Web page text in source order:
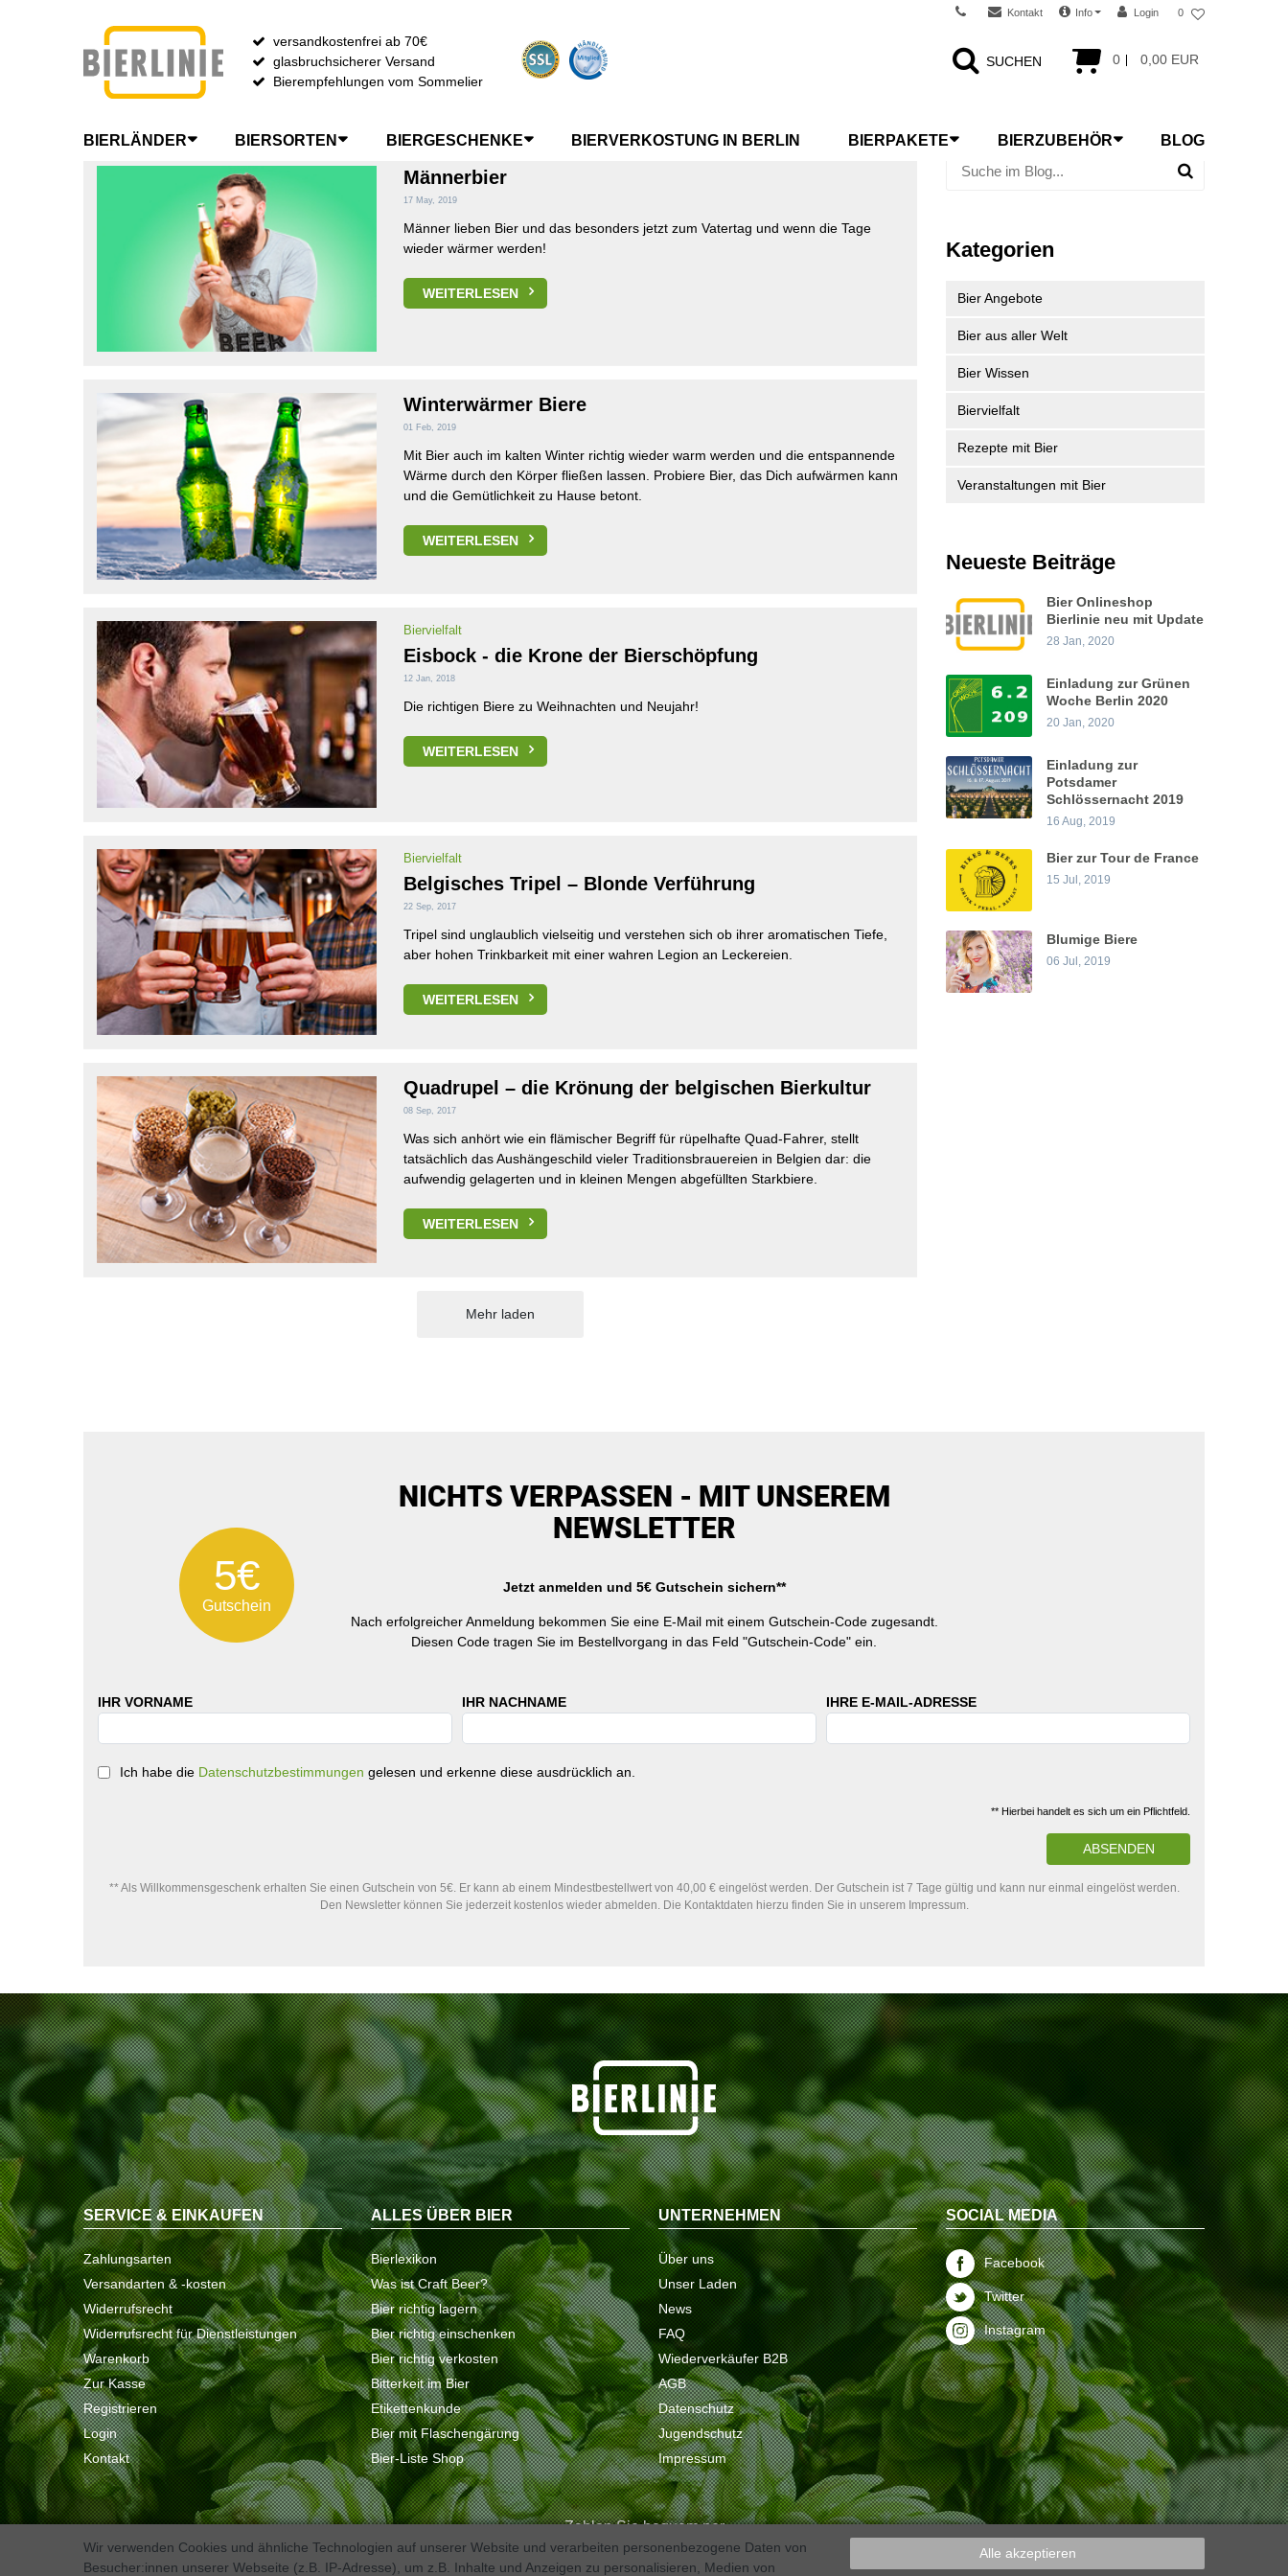
Kontakt Info Login 0
0 0,00 EUR
versandkostenfrei ab 70€
glasbruchsicherer Versand
Bierempfehlungen vom Sommelier
SUCHEN
BIERLÄNDER BIERSORTEN BIERGESCHENKE BIERVERKOSTUNG IN BERLIN BIERPAKETE BIERZUBEHÖR BLOG
SUCHE NACH TAG: STARKBIER
Männerbier
17 May, 2019
Männer lieben Bier und das besonders jetzt zum Vatertag und wenn die Tage
wieder wärmer werden!
WEITERLESEN
Winterwärmer Biere
01 Feb, 2019
Mit Bier auch im kalten Winter richtig wieder warm werden und die entspannende
Wärme durch den Körper fließen lassen. Probiere Bier, das Dich aufwärmen kann
und die Gemütlichkeit zu Hause betont.
WEITERLESEN
Biervielfalt
Eisbock - die Krone der Bierschöpfung
12 Jan, 2018
Die richtigen Biere zu Weihnachten und Neujahr!
WEITERLESEN
Biervielfalt
Belgisches Tripel – Blonde Verführung
22 Sep, 2017
Tripel sind unglaublich vielseitig und verstehen sich ob ihrer aromatischen Tiefe,
aber hohen Trinkbarkeit mit einer wahren Legion an Leckereien.
WEITERLESEN
Quadrupel – die Krönung der belgischen Bierkultur
08 Sep, 2017
Was sich anhört wie ein flämischer Begriff für rüpelhafte Quad-Fahrer, stellt
tatsächlich das Aushängeschild vieler Traditionsbrauereien in Belgien dar: die
aufwendig gelagerten und in kleinen Mengen abgefüllten Starkbiere.
WEITERLESEN
Mehr laden
Kategorien
Bier Angebote
Bier aus aller Welt
Bier Wissen
Biervielfalt
Rezepte mit Bier
Veranstaltungen mit Bier
Neueste Beiträge
Bier Onlineshop
Bierlinie neu mit Update
28 Jan, 2020
Einladung zur Grünen
Woche Berlin 2020
20 Jan, 2020
Einladung zur
Potsdamer
Schlössernacht 2019
16 Aug, 2019
Bier zur Tour de France
15 Jul, 2019
Blumige Biere
06 Jul, 2019
5€
Gutschein
NICHTS VERPASSEN - MIT UNSEREM
NEWSLETTER
Jetzt anmelden und 5€ Gutschein sichern**
Nach erfolgreicher Anmeldung bekommen Sie eine E-Mail mit einem Gutschein-Code zugesandt.
Diesen Code tragen Sie im Bestellvorgang in das Feld "Gutschein-Code" ein.
IHR VORNAME IHR NACHNAME IHRE E-MAIL-ADRESSE
Ich habe die Datenschutzbestimmungen gelesen und erkenne diese ausdrücklich an.
** Hierbei handelt es sich um ein Pflichtfeld.
ABSENDEN
** Als Willkommensgeschenk erhalten Sie einen Gutschein von 5€. Er kann ab einem Mindestbestellwert von 40,00 € eingelöst werden. Der Gutschein ist 7 Tage gültig und kann nur einmal eingelöst werden.
Den Newsletter können Sie jederzeit kostenlos wieder abmelden. Die Kontaktdaten hierzu finden Sie in unserem Impressum.
SERVICE & EINKAUFEN
Zahlungsarten
Versandarten & -kosten
Widerrufsrecht
Widerrufsrecht für Dienstleistungen
Warenkorb
Zur Kasse
Registrieren
Login
Kontakt
ALLES ÜBER BIER
Bierlexikon
Was ist Craft Beer?
Bier richtig lagern
Bier richtig einschenken
Bier richtig verkosten
Bitterkeit im Bier
Etikettenkunde
Bier mit Flaschengärung
Bier-Liste Shop
UNTERNEHMEN
Über uns
Unser Laden
News
FAQ
Wiederverkäufer B2B
AGB
Datenschutz
Jugendschutz
Impressum
SOCIAL MEDIA
Facebook
Twitter
Instagram
Zahlen Sie bequem per
Wir verwenden Cookies und ähnliche Technologien auf unserer Website und verarbeiten personenbezogene Daten von
Besucher:innen unserer Webseite (z.B. IP-Adresse), um z.B. Inhalte und Anzeigen zu personalisieren, Medien von
Alle akzeptieren